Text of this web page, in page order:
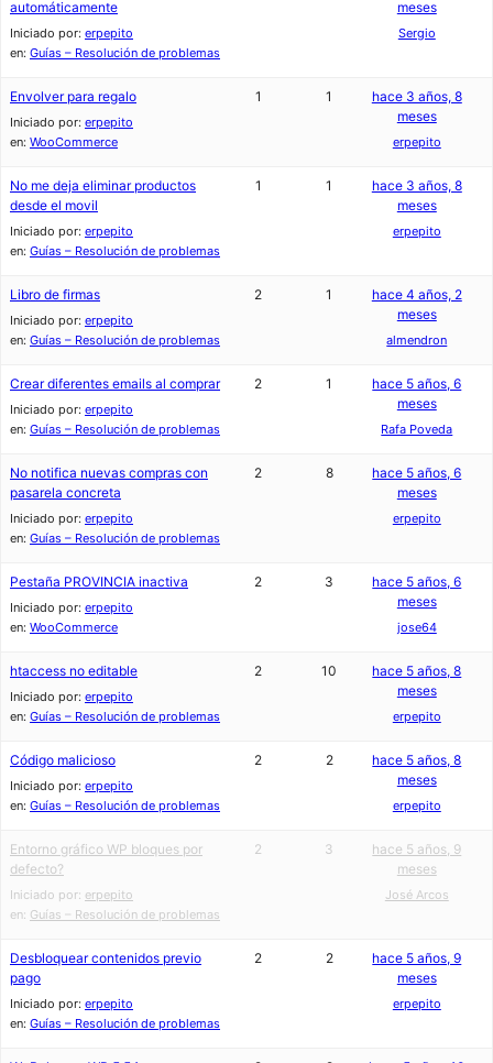
automáticamente
Iniciado por: erpepito
en: Guías – Resolución de problemas
meses
Sergio
Envolver para regalo
Iniciado por: erpepito
en: WooCommerce
1 1
hace 3 años, 8
meses
erpepito
No me deja eliminar productos
desde el movil
Iniciado por: erpepito
en: Guías – Resolución de problemas
1 1
hace 3 años, 8
meses
erpepito
Libro de firmas
Iniciado por: erpepito
en: Guías – Resolución de problemas
2 1
hace 4 años, 2
meses
almendron
Crear diferentes emails al comprar
Iniciado por: erpepito
en: Guías – Resolución de problemas
2 1
hace 5 años, 6
meses
Rafa Poveda
No notifica nuevas compras con
pasarela concreta
Iniciado por: erpepito
en: Guías – Resolución de problemas
2 8
hace 5 años, 6
meses
erpepito
Pestaña PROVINCIA inactiva
Iniciado por: erpepito
en: WooCommerce
2 3
hace 5 años, 6
meses
jose64
htaccess no editable
Iniciado por: erpepito
en: Guías – Resolución de problemas
2 10
hace 5 años, 8
meses
erpepito
Código malicioso
Iniciado por: erpepito
en: Guías – Resolución de problemas
2 2
hace 5 años, 8
meses
erpepito
Entorno gráfico WP bloques por
defecto?
Iniciado por: erpepito
en: Guías – Resolución de problemas
2 3
hace 5 años, 9
meses
José Arcos
Desbloquear contenidos previo
pago
Iniciado por: erpepito
en: Guías – Resolución de problemas
2 2
hace 5 años, 9
meses
erpepito